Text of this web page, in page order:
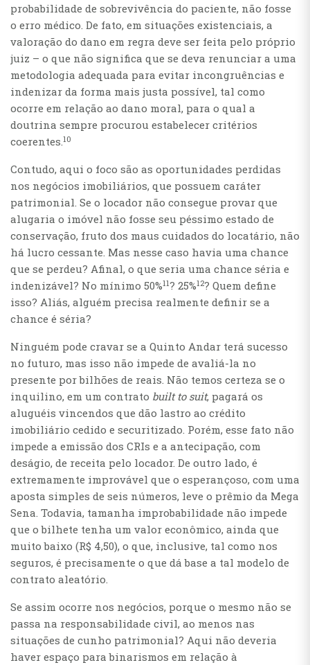
probabilidade de sobrevivência do paciente, não fosse
o erro médico. De fato, em situações existenciais, a
valoração do dano em regra deve ser feita pelo próprio
juiz – o que não significa que se deva renunciar a uma
metodologia adequada para evitar incongruências e
indenizar da forma mais justa possível, tal como
ocorre em relação ao dano moral, para o qual a
doutrina sempre procurou estabelecer critérios
coerentes.10
Contudo, aqui o foco são as oportunidades perdidas
nos negócios imobiliários, que possuem caráter
patrimonial. Se o locador não consegue provar que
alugaria o imóvel não fosse seu péssimo estado de
conservação, fruto dos maus cuidados do locatário, não
há lucro cessante. Mas nesse caso havia uma chance
que se perdeu? Afinal, o que seria uma chance séria e
indenizável? No mínimo 50%11? 25%12? Quem define
isso? Aliás, alguém precisa realmente definir se a
chance é séria?
Ninguém pode cravar se a Quinto Andar terá sucesso
no futuro, mas isso não impede de avaliá-la no
presente por bilhões de reais. Não temos certeza se o
inquilino, em um contrato built to suit, pagará os
aluguéis vincendos que dão lastro ao crédito
imobiliário cedido e securitizado. Porém, esse fato não
impede a emissão dos CRIs e a antecipação, com
deságio, de receita pelo locador. De outro lado, é
extremamente improvável que o esperançoso, com uma
aposta simples de seis números, leve o prêmio da Mega
Sena. Todavia, tamanha improbabilidade não impede
que o bilhete tenha um valor econômico, ainda que
muito baixo (R$ 4,50), o que, inclusive, tal como nos
seguros, é precisamente o que dá base a tal modelo de
contrato aleatório.
Se assim ocorre nos negócios, porque o mesmo não se
passa na responsabilidade civil, ao menos nas
situações de cunho patrimonial? Aqui não deveria
haver espaço para binarismos em relação à